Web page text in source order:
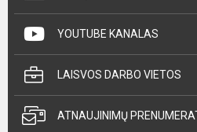
YOUTUBE KANALAS
LAISVOS DARBO VIETOS
ATNAUJINIMŲ